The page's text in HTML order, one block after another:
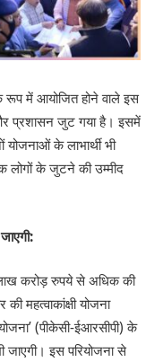
रूप में आयोजित होने वाले इस
प्रशासन जुट गया है। इसमें
योजनाओं के लाभार्थी भी
लोगों के जुटने की उम्मीद
करोड़ रुपये से अधिक की
महत्वाकांक्षी योजना
(पीकेसी-ईआरसीपी) के
इस परियोजना से